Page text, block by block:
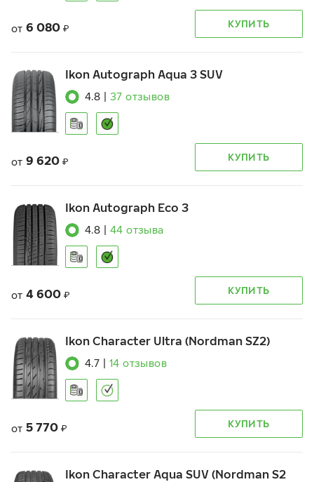
от 6 080 ₽ КУПИТЬ
Ikon Autograph Aqua 3 SUV
4.8 37 отзывов
от 9 620 ₽ КУПИТЬ
Ikon Autograph Eco 3
4.8 44 отзыва
от 4 600 ₽ КУПИТЬ
Ikon Character Ultra (Nordman SZ2)
4.7 14 отзывов
от 5 770 ₽ КУПИТЬ
Ikon Character Aqua SUV (Nordman S2